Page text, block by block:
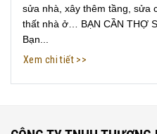
sửa nhà, xây thêm tầng, sửa
thất nhà ở… BẠN CẦN THỢ
Bạn...
Xem chi tiết >>